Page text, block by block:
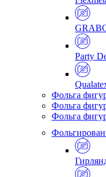
Party
Фольга
Фольга
Фольга